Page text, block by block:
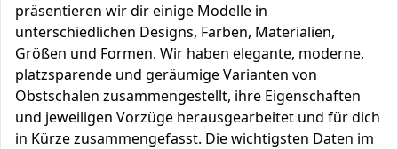
präsentieren wir dir einige Modelle in
unterschiedlichen Designs, Farben, Materialien,
Größen und Formen. Wir haben elegante, moderne,
platzsparende und geräumige Varianten von
Obstschalen zusammengestellt, ihre Eigenschaften
und jeweiligen Vorzüge herausgearbeitet und für dich
in Kürze zusammengefasst. Die wichtigsten Daten im